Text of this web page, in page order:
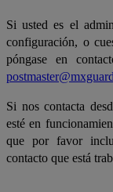
Si usted es el
configuración, o
póngase en
Si nos contacta
esté en
que por favor
contacto que está